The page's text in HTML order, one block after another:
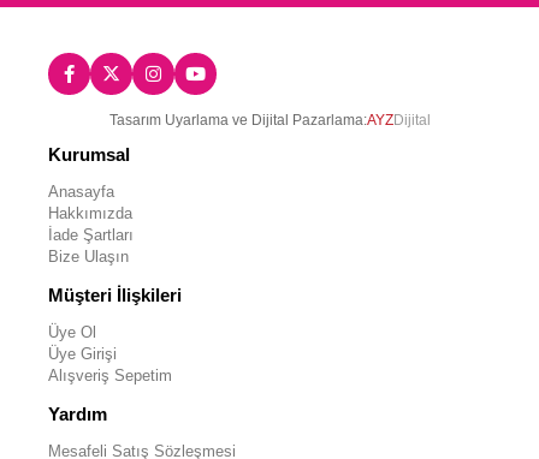
Tasarım Uyarlama ve Dijital Pazarlama:AYZDijital
Kurumsal
Anasayfa
Hakkımızda
İade Şartları
Bize Ulaşın
Müşteri İlişkileri
Üye Ol
Üye Girişi
Alışveriş Sepetim
Yardım
Mesafeli Satış Sözleşmesi